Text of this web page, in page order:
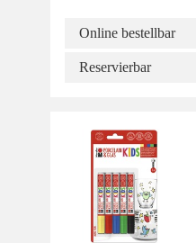
Online bestellbar
Reservierbar